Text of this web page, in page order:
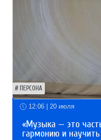
ПЕРСОНА
12:06 | 20 июля
«Музыка — это
гармонию и